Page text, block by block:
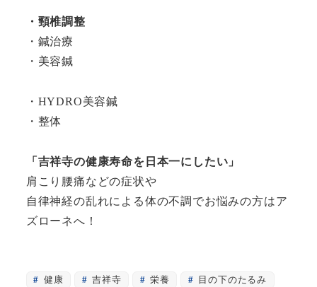
・頸椎調整
・鍼治療
・美容鍼
・HYDRO美容鍼
・整体
「吉祥寺の健康寿命を日本一にしたい」
肩こり腰痛などの症状や
自律神経の乱れによる体の不調でお悩みの方はア
ズローネへ！
健康 吉祥寺 栄養 目の下のたるみ